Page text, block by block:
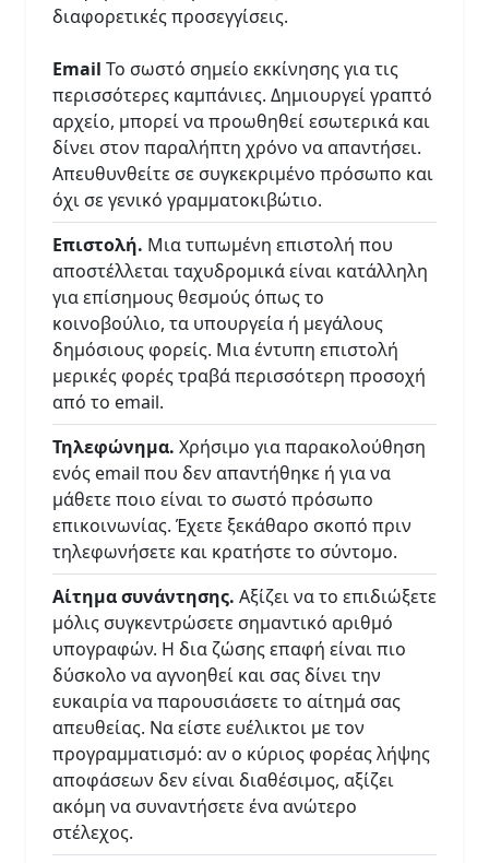
διαφορετικές προσεγγίσεις.
Email Το σωστό σημείο εκκίνησης για τις
περισσότερες καμπάνιες. Δημιουργεί γραπτό
αρχείο, μπορεί να προωθηθεί εσωτερικά και
δίνει στον παραλήπτη χρόνο να απαντήσει.
Απευθυνθείτε σε συγκεκριμένο πρόσωπο και
όχι σε γενικό γραμματοκιβώτιο.
Επιστολή. Μια τυπωμένη επιστολή που
αποστέλλεται ταχυδρομικά είναι κατάλληλη
για επίσημους θεσμούς όπως το
κοινοβούλιο, τα υπουργεία ή μεγάλους
δημόσιους φορείς. Μια έντυπη επιστολή
μερικές φορές τραβά περισσότερη προσοχή
από το email.
Τηλεφώνημα. Χρήσιμο για παρακολούθηση
ενός email που δεν απαντήθηκε ή για να
μάθετε ποιο είναι το σωστό πρόσωπο
επικοινωνίας. Έχετε ξεκάθαρο σκοπό πριν
τηλεφωνήσετε και κρατήστε το σύντομο.
Αίτημα συνάντησης. Αξίζει να το επιδιώξετε
μόλις συγκεντρώσετε σημαντικό αριθμό
υπογραφών. Η δια ζώσης επαφή είναι πιο
δύσκολο να αγνοηθεί και σας δίνει την
ευκαιρία να παρουσιάσετε το αίτημά σας
απευθείας. Να είστε ευέλικτοι με τον
προγραμματισμό: αν ο κύριος φορέας λήψης
αποφάσεων δεν είναι διαθέσιμος, αξίζει
ακόμη να συναντήσετε ένα ανώτερο
στέλεχος.